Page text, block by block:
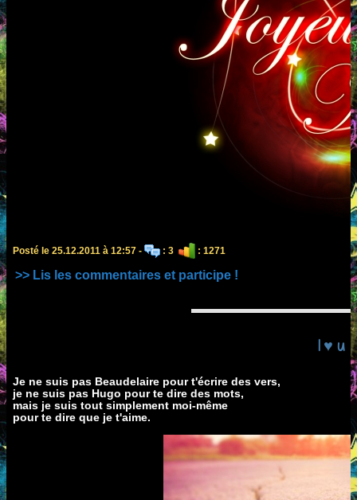
Posté le 25.12.2011 à 12:57 - : 3 : 1271
>> Lis les commentaires et participe !
I ♥ u
Je ne suis pas Beaudelaire pour t'écrire des vers,
je ne suis pas Hugo pour te dire des mots,
mais je suis tout simplement moi-même
pour te dire que je t'aime.